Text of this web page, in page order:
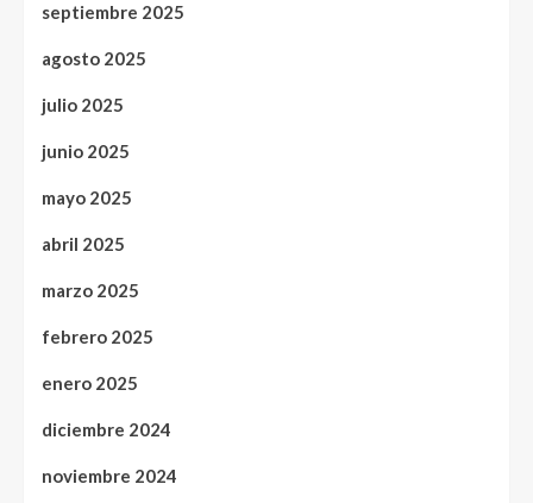
septiembre 2025
agosto 2025
julio 2025
junio 2025
mayo 2025
abril 2025
marzo 2025
febrero 2025
enero 2025
diciembre 2024
noviembre 2024